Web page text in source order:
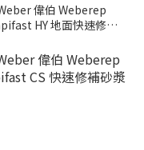
偉伯 Weberep
HY 地面快速修補